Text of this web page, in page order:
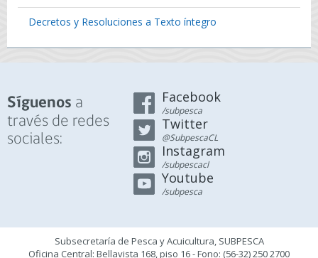
Decretos y Resoluciones a Texto íntegro
Síguenos a
través de redes
sociales:
Facebook
/subpesca
Twitter
@SubpescaCL
Instagram
/subpescacl
Youtube
/subpesca
Subsecretaría de Pesca y Acuicultura, SUBPESCA
Oficina Central: Bellavista 168, piso 16 - Fono: (56-32) 250 2700